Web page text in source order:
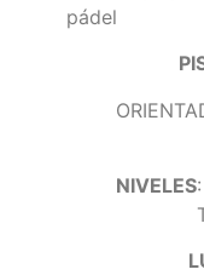
pádel
NIVELES